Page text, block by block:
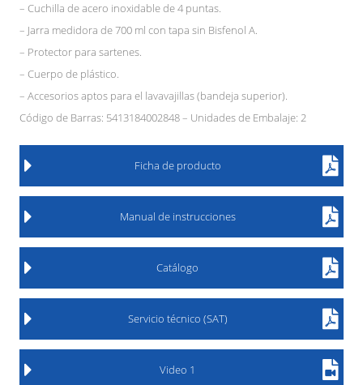
– Cuchilla de acero inoxidable de 4 puntas.
– Jarra medidora de 700 ml con tapa sin Bisfenol A.
– Protector para sartenes.
– Cuerpo de plástico.
– Accesorios aptos para el lavavajillas (bandeja superior).
Código de Barras: 5413184002848 – Unidades de Embalaje: 2
Ficha de producto
Manual de instrucciones
Catálogo
Servicio técnico (SAT)
Video 1